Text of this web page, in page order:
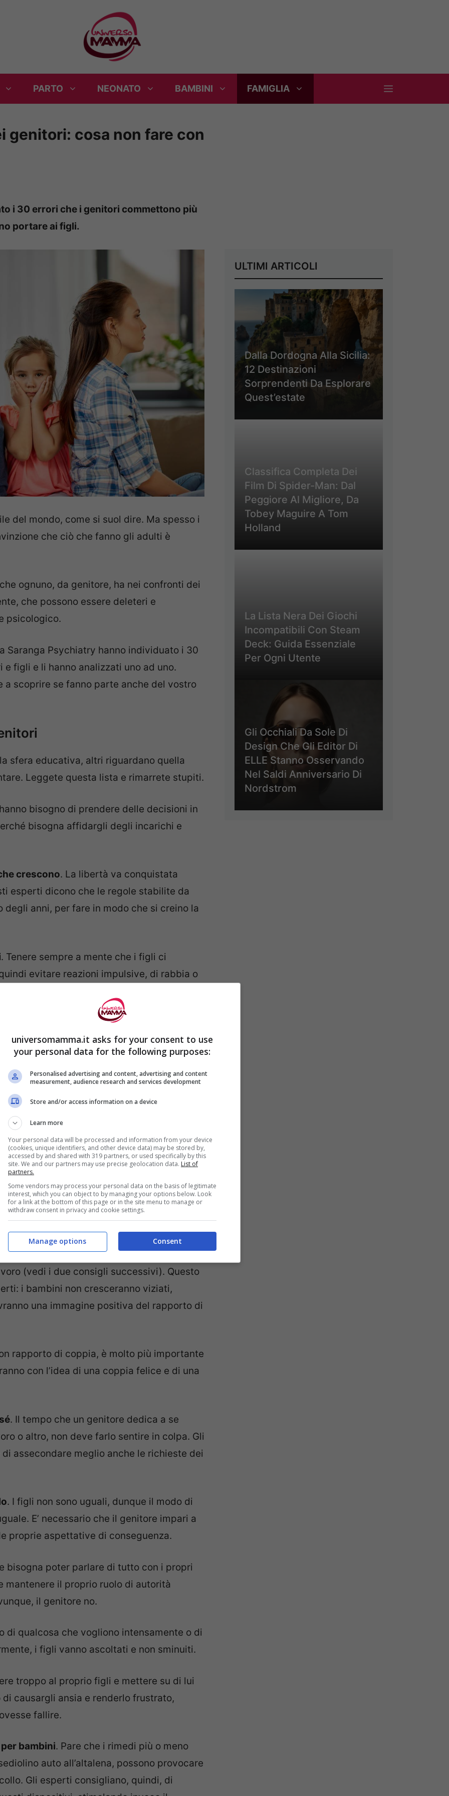
PARTO NEONATO BAMBINI FAMIGLIA
genitori: cosa non fare con
i 30 errori che i genitori commettono più
portare ai figli.
del mondo, come si suol dire. Ma spesso i
che ciò che fanno gli adulti è
ognuno, da genitore, ha nei confronti dei
che possono essere deleteri e
psicologico.
Saranga Psychiatry hanno individuato i 30
figli e li hanno analizzati uno ad uno.
a scoprire se fanno parte anche del vostro
sfera educativa, altri riguardano quella
Leggete questa lista e rimarrete stupiti.
bisogno di prendere delle decisioni in
bisogna affidargli degli incarichi e
crescono. La libertà va conquistata
esperti dicono che le regole stabilite da
anni, per fare in modo che si creino la
. Tenere sempre a mente che i figli ci
evitare reazioni impulsive, di rabbia o
prima di reagire. Gli esperti
i figli perché non porta a nulla di buono.
PANDEMIA:
ed è normale che i genitori vogliano
di pari passo con il mantenimento di
con il tempo che un genitore dedica a se
(vedi i due consigli successivi). Questo
i bambini non cresceranno viziati,
una immagine positiva del rapporto di
rapporto di coppia, è molto più importante
con l’idea di una coppia felice e di una
. Il tempo che un genitore dedica a se
o altro, non deve farlo sentire in colpa. Gli
assecondare meglio anche le richieste dei
. I figli non sono uguali, dunque il modo di
E’ necessario che il genitore impari a
proprie aspettative di conseguenza.
bisogna poter parlare di tutto con i propri
il proprio ruolo di autorità
il genitore no.
di qualcosa che vogliono intensamente o di
i figli vanno ascoltati e non sminuiti.
troppo al proprio figli e mettere su di lui
causargli ansia e renderlo frustrato,
fallire.
bambini. Pare che i rimedi più o meno
auto all’altalena, possono provocare
Gli esperti consigliano, quindi, di
ULTIMI ARTICOLI
Dalla Dordogna Alla Sicilia:
12 Destinazioni
Sorprendenti Da Esplorare
Quest’estate
Classifica Completa Dei
Film Di Spider-Man: Dal
Peggiore Al Migliore, Da
Tobey Maguire A Tom
Holland
La Lista Nera Dei Giochi
Incompatibili Con Steam
Deck: Guida Essenziale
Per Ogni Utente
Gli Occhiali Da Sole Di
Design Che Gli Editor Di
ELLE Stanno Osservando
Nel Saldi Anniversario Di
Nordstrom
universomamma.it asks for your consent to use
your personal data for the following purposes:
Personalised advertising and content, advertising and content
measurement, audience research and services development
Store and/or access information on a device
Learn more
Your personal data will be processed and information from your device
(cookies, unique identifiers, and other device data) may be stored by,
accessed by and shared with 319 partners, or used specifically by this
site. We and our partners may use precise geolocation data. List of
partners.
Some vendors may process your personal data on the basis of legitimate
interest, which you can object to by managing your options below. Look
for a link at the bottom of this page or in the site menu to manage or
withdraw consent in privacy and cookie settings.
Consent
Manage options